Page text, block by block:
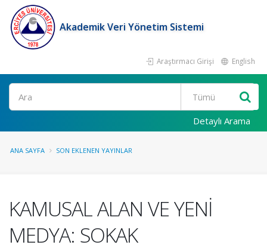
Akademik Veri Yönetim Sistemi
Araştırmacı Girişi English
Ara
Detaylı Arama
ANA SAYFA SON EKLENEN YAYINLAR
KAMUSAL ALAN VE YENİ
MEDYA: SOKAK